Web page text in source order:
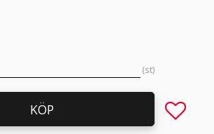
st
KÖP Lägg till